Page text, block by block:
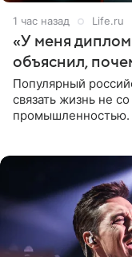
1 час назад Life.ru
«У меня
объяснил,
Популярный
связать жизнь не
промышленностью.